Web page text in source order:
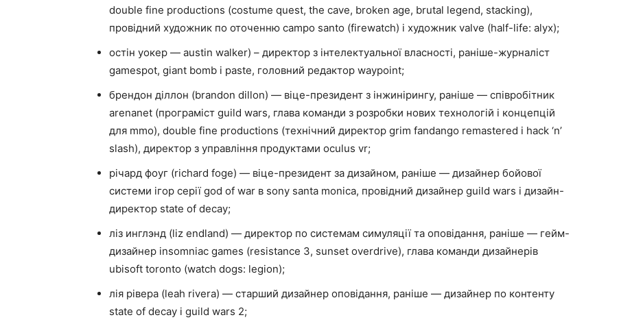
double fine productions (costume quest, the cave, broken age, brutal legend, stacking),
провідний художник по оточенню campo santo (firewatch) і художник valve (half-life: alyx);
остін уокер — austin walker) – директор з інтелектуальної власності, раніше-журналіст
gamespot, giant bomb і paste, головний редактор waypoint;
брендон діллон (brandon dillon) — віце-президент з інжинірингу, раніше — співробітник
arenanet (програміст guild wars, глава команди з розробки нових технологій і концепцій
для mmo), double fine productions (технічний директор grim fandango remastered і hack ‘n’
slash), директор з управління продуктами oculus vr;
річард фоуг (richard foge) — віце-президент за дизайном, раніше — дизайнер бойової
системи ігор серії god of war в sony santa monica, провідний дизайнер guild wars і дизайн-
директор state of decay;
ліз инглэнд (liz endland) — директор по системам симуляції та оповідання, раніше — гейм-
дизайнер insomniac games (resistance 3, sunset overdrive), глава команди дизайнерів
ubisoft toronto (watch dogs: legion);
лія рівера (leah rivera) — старший дизайнер оповідання, раніше — дизайнер по контенту
state of decay і guild wars 2;